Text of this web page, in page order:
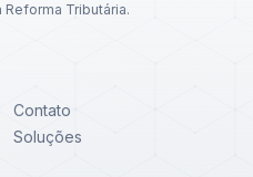
Reforma Tributária.
Contato
Soluções